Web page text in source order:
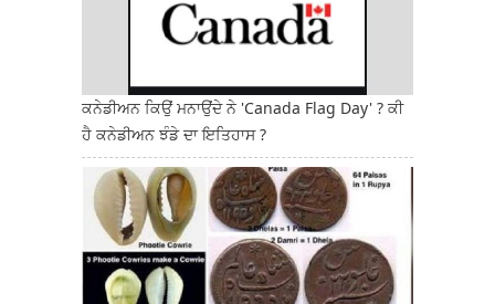
ਕਨੇਡੀਅਨ ਕਿਉਂ ਮਨਾਉਂਦੇ ਨੇ 'Canada Flag Day' ? ਕੀ
ਹੈ ਕਨੇਡੀਅਨ ਝੰਡੇ ਦਾ ਇਤਿਹਾਸ ?